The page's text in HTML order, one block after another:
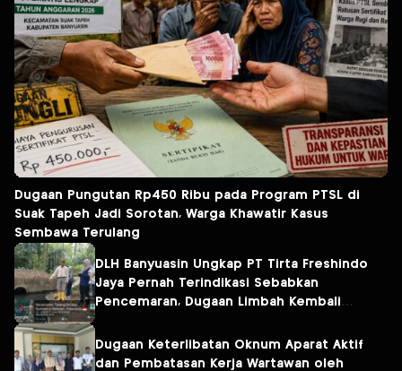
Dugaan Pungutan Rp450 Ribu pada Program PTSL di
Suak Tapeh Jadi Sorotan, Warga Khawatir Kasus
Sembawa Terulang
DLH Banyuasin Ungkap PT Tirta Freshindo
Jaya Pernah Terindikasi Sebabkan
Pencemaran, Dugaan Limbah Kembali
Dugaan Keterlibatan Oknum Aparat Aktif
dan Pembatasan Kerja Wartawan oleh